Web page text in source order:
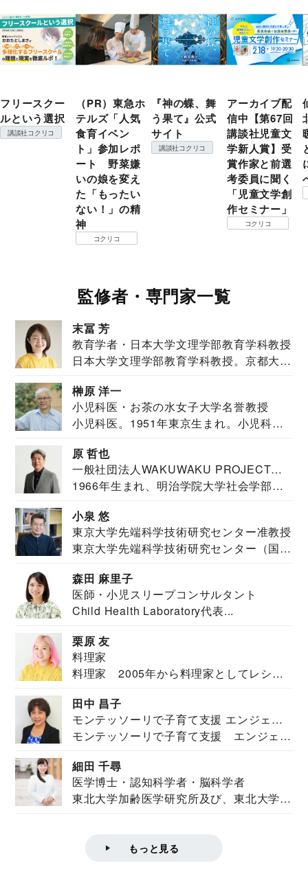
フリースクー
ルという選択
講談社コクリコ
（PR）東急ホ
テルズ「人気
食育イベン
ト」参加レポ
ート 野菜嫌
いの娘を変え
た「もったい
ない！」の精
神
コクリコ
『神の蝶、舞
う果て』公式
サイト
講談社コクリコ
アーカイブ配
信中【第67回
講談社児童文
学新人賞】受
賞作家と前選
考委員に聞く
「児童文学創
作セミナー」
コクリコ
監修者・専門家一覧
末冨 芳
教育学者・日本大学文理学部教育学科教授
日本大学文理学部教育学科教授。京都大学
榊原 洋一
小児科医・お茶の水女子大学名誉教授
小児科医。1951年東京生まれ。小児科
原 哲也
一般社団法人WAKUWAKU PROJECT
JAPAN代表・言語聴覚士・社会福祉士
1966年生まれ、明治学院大学社会学部福
小泉 悠
東京大学先端科学技術研究センター准教授
東京大学先端科学技術研究センター（国際
森田 麻里子
医師・小児スリープコンサルタント
Child Health Laboratory代表...
栗原 友
料理家
料理家 2005年から料理家としてレシピ
田中 昌子
モンテッソーリで子育て支援 エンジェル
ズハウス研究所所長
モンテッソーリで子育て支援 エンジェル
細田 千尋
医学博士・認知科学者・脳科学者
東北大学加齢医学研究所及び、東北大学大
もっと見る